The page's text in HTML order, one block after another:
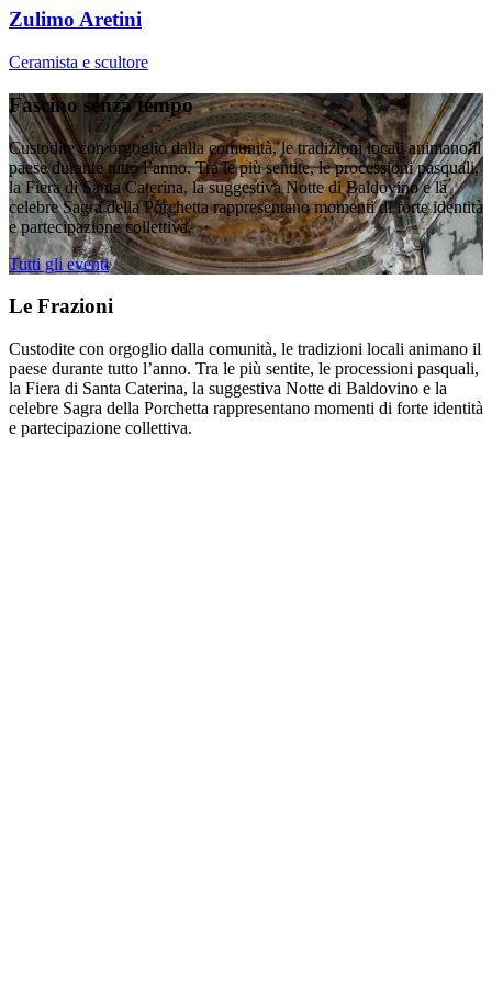
Zulimo Aretini
Ceramista e scultore
Fascino senza tempo
Custodite con orgoglio dalla comunità, le tradizioni locali animano il
paese durante tutto l’anno. Tra le più sentite, le processioni pasquali,
la Fiera di Santa Caterina, la suggestiva Notte di Baldovino e la
celebre Sagra della Porchetta rappresentano momenti di forte identità
e partecipazione collettiva.
Tutti gli eventi
Le Frazioni
Custodite con orgoglio dalla comunità, le tradizioni locali animano il
paese durante tutto l’anno. Tra le più sentite, le processioni pasquali,
la Fiera di Santa Caterina, la suggestiva Notte di Baldovino e la
celebre Sagra della Porchetta rappresentano momenti di forte identità
e partecipazione collettiva.